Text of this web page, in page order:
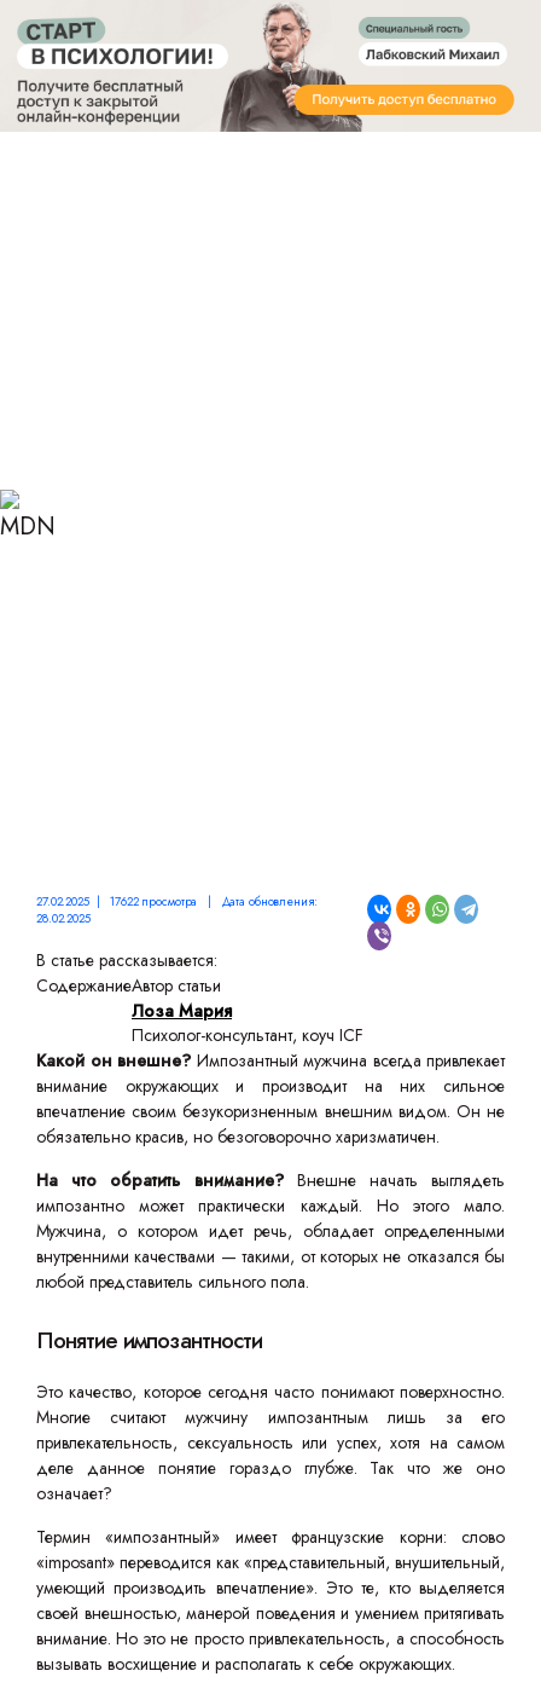
27.02.2025 | 17622 просмотра | Дата обновления:
28.02.2025
В статье рассказывается:
СодержаниеАвтор статьи
Лоза Мария
Психолог-консультант, коуч ICF
Какой он внешне? Импозантный мужчина всегда привлекает
внимание окружающих и производит на них сильное
впечатление своим безукоризненным внешним видом. Он не
обязательно красив, но безоговорочно харизматичен.
На что обратить внимание?Внешне начать выглядеть
импозантно может практически каждый. Но этого мало.
Мужчина, о котором идет речь, обладает определенными
внутренними качествами — такими, от которых не отказался бы
любой представитель сильного пола.
Понятие импозантности
Это качество, которое сегодня часто понимают поверхностно.
Многие считают мужчину импозантным лишь за его
привлекательность, сексуальность или успех, хотя на самом
деле данное понятие гораздо глубже. Так что же оно
означает?
Термин «импозантный» имеет французские корни: слово
«imposant» переводится как «представительный, внушительный,
умеющий производить впечатление». Это те, кто выделяется
своей внешностью, манерой поведения и умением притягивать
внимание. Но это не просто привлекательность, а способность
вызывать восхищение и располагать к себе окружающих.